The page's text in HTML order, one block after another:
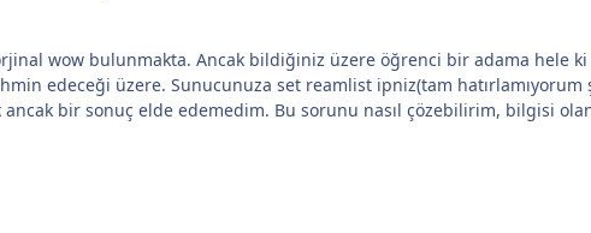
wow bulunmakta. Ancak bildiğiniz üzere öğrenci bir adama hele ki
edeceği üzere. Sunucunuza set reamlist ipniz(tam hatırlamıyorum
ancak bir sonuç elde edemedim. Bu sorunu nasıl çözebilirim, bilgisi